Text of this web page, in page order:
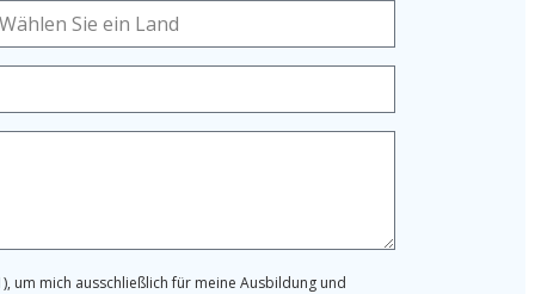
um mich ausschließlich für meine Ausbildung und